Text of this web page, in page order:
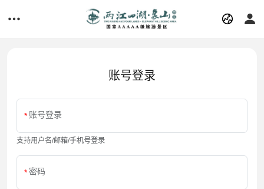
账号登录
账号登录
支持用户名/邮箱/手机号登录
密码